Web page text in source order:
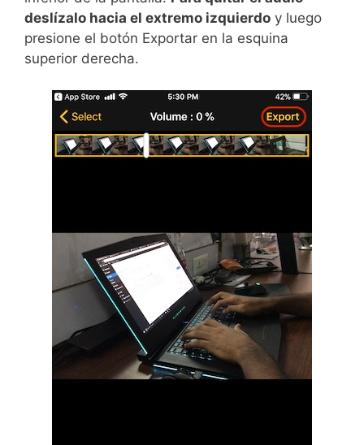
deslízalo hacia el extremo izquierdo y luego
presione el botón Exportar en la esquina
superior derecha.